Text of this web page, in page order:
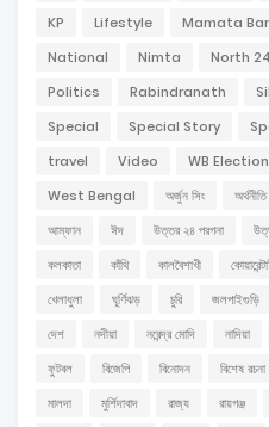
KP
Lifestyle Mamata
National
Nimta North
Politics
Rabindranath
Special
Special Story
travel
Video WB Election
West Bengal
অর্জুন সিং অর্থনীতি
আম্ফান
ঈদ উত্তর ২৪ পরগনা
কলকাতা
কাঁথি কালবৈশাখী
খেলাধুলা
ঘূর্ণিঝড় চুরি জলপাইগুড়ি
দেশ
নদীয়া নরেন্দ্র মোদি নাদিয়া
ফুটবল
বিজেপি বিনোদন বিশেষ রচনা
মালদা
মুর্শিদাবাদ রাজ্য রায়গঞ্জ